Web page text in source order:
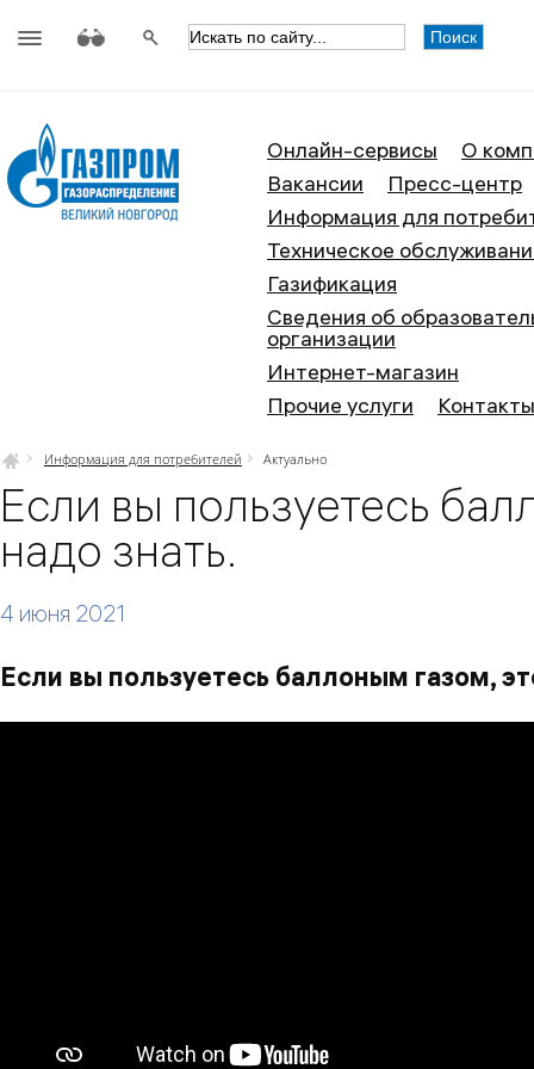
Онлайн-сервисы
О
Вакансии
Пресс-центр
Информация для
Техническое
Газификация
Сведения об
организации
Интернет-магазин
Прочие услуги
Контакты
Информация для потребителей Актуально
Если вы пользуетесь
надо знать.
4 июня 2021
Если вы пользуетесь баллоным газом,